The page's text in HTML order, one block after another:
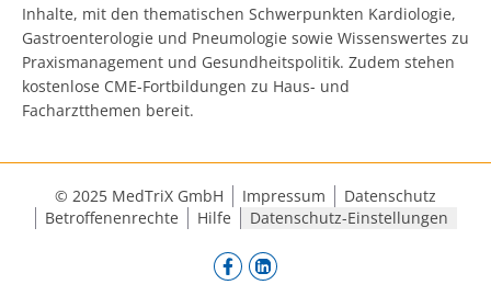
Inhalte, mit den thematischen Schwerpunkten Kardiologie,
Gastroenterologie und Pneumologie sowie Wissenswertes zu
Praxismanagement und Gesundheitspolitik. Zudem stehen
kostenlose CME-Fortbildungen zu Haus- und
Facharztthemen bereit.
© 2025 MedTriX GmbH Impressum
Datenschutz
Betroffenenrechte
Hilfe Datenschutz-Einstellungen